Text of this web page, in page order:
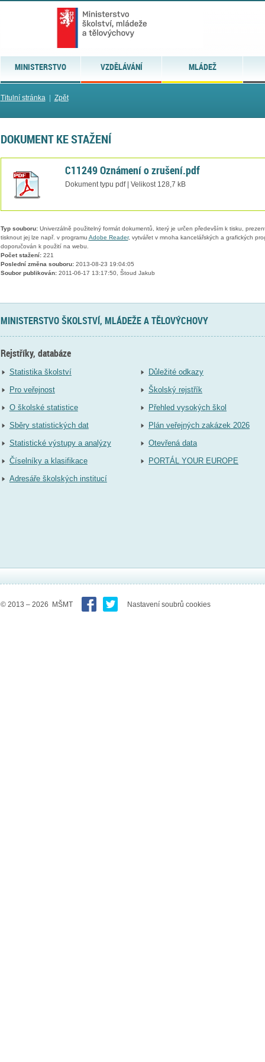
MINISTERSTVO VZDĚLÁVÁNÍ MLÁDEŽ
Titulní stránka| Zpět
DOKUMENT KE STAŽENÍ
C11249 Oznámení o zrušení.pdf
Dokument typu pdf | Velikost 128,7 kB
Typ souboru:Univerzálně použitelný formát dokumentů, který je určen především k tisku,
tisknout jej lze např. v programu Adobe Reader, vytvářet v mnoha kancelářských a grafických
doporučován k použití na webu.
Počet stažení:221
Poslední změna souboru:2013-08-23 19:04:05
Soubor publikován:2011-06-17 13:17:50, Štoud Jakub
MINISTERSTVO ŠKOLSTVÍ, MLÁDEŽE A TĚLOVÝCHOVY
Rejstříky, databáze
Statistika školství
Pro veřejnost
O školské statistice
Sběry statistických dat
Statistické výstupy a analýzy
Číselníky a klasifikace
Adresáře školských institucí
Důležité odkazy
Školský rejstřík
Přehled vysokých škol
Plán veřejných zakázek 2026
Otevřená data
PORTÁL YOUR EUROPE
© 2013 – 2026 MŠMT Nastavení soubrů cookies